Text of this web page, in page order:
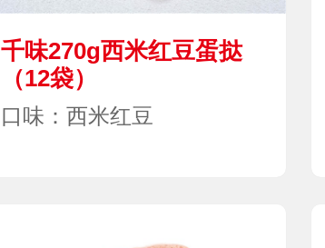
千味270g西米红豆蛋挞
（12袋）
口味：西米红豆